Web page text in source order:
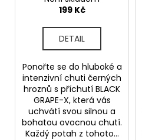
199 Kč
DETAIL
Ponořte se do hluboké a
intenzivní chuti černých
hroznů s příchutí BLACK
GRAPE-X, která vás
uchvátí svou silnou a
bohatou ovocnou chutí.
Každý potah z tohoto...